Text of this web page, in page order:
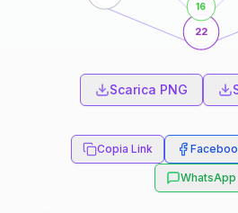
22
16
Scarica PNG
Copia Link
WhatsApp